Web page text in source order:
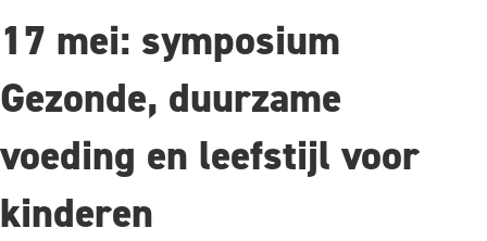
17 mei: symposium
Gezonde, duurzame
voeding en leefstijl voor
kinderen